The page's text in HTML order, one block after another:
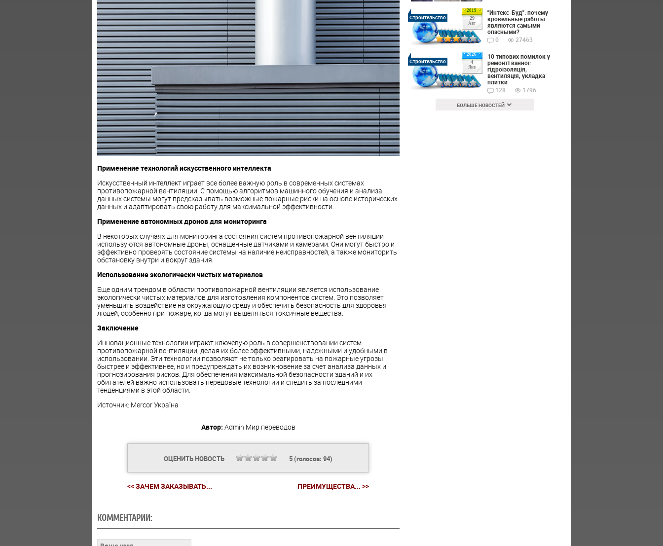
Применение технологий искусственного интеллекта
Искусственный интеллект играет все более важную роль в современных системах
противопожарной вентиляции. С помощью алгоритмов машинного обучения и анализа
данных системы могут предсказывать возможные пожарные риски на основе исторических
данных и адаптировать свою работу для максимальной эффективности.
Применение автономных дронов для мониторинга
В некоторых случаях для мониторинга состояния систем противопожарной вентиляции
используются автономные дроны, оснащенные датчиками и камерами. Они могут быстро и
эффективно проверять состояние системы на наличие неисправностей, а также мониторить
обстановку внутри и вокруг здания.
Использование экологически чистых материалов
Еще одним трендом в области противопожарной вентиляции является использование
экологически чистых материалов для изготовления компонентов систем. Это позволяет
уменьшить воздействие на окружающую среду и обеспечить безопасность для здоровья
людей, особенно при пожаре, когда могут выделяться токсичные вещества.
Заключение
Инновационные технологии играют ключевую роль в совершенствовании систем
противопожарной вентиляции, делая их более эффективными, надежными и удобными в
использовании. Эти технологии позволяют не только реагировать на пожарные угрозы
быстрее и эффективнее, но и предупреждать их возникновение за счет анализа данных и
прогнозирования рисков. Для обеспечения максимальной безопасности зданий и их
обитателей важно использовать передовые технологии и следить за последними
тенденциями в этой области.
Источник: Mercor Україна
Автор: Admin Мир переводов
ОЦЕНИТЬ НОВОСТЬ 5(голосов: 94)
<< ЗАЧЕМ ЗАКАЗЫВАТЬ... ПРЕИМУЩЕСТВА... >>
КОММЕНТАРИИ:
2019
29
Авг
Строительство
"Интекс-Буд": почему
кровельные работы
являются самыми
опасными?
0
27463
2026
4
Янв
Строительство
10 типових помилок у
ремонті ванної:
гідроізоляція,
вентиляція, укладка
плитки
128
1796
БОЛЬШЕ НОВОСТЕЙ